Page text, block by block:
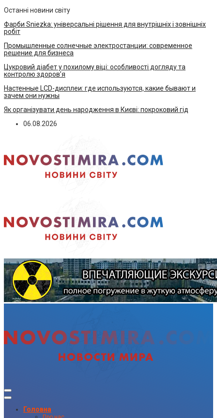
Останні новини світу
Фарби Sniezka: універсальні рішення для внутрішніх і зовнішніх
робіт
Промышленные солнечные электростанции: современное
решение для бизнеса
Цукровий діабет у похилому віці: особливості догляду та
контролю здоров’я
Настенные LCD-дисплеи: где используются, какие бывают и
зачем они нужны
Як організувати день народження в Києві: покроковий гід
06.08.2026
Головна